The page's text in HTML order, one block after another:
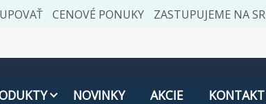
CENOVÉ PONUKY ZASTUPUJEME NA SR
NOVINKY AKCIE KONTAKT